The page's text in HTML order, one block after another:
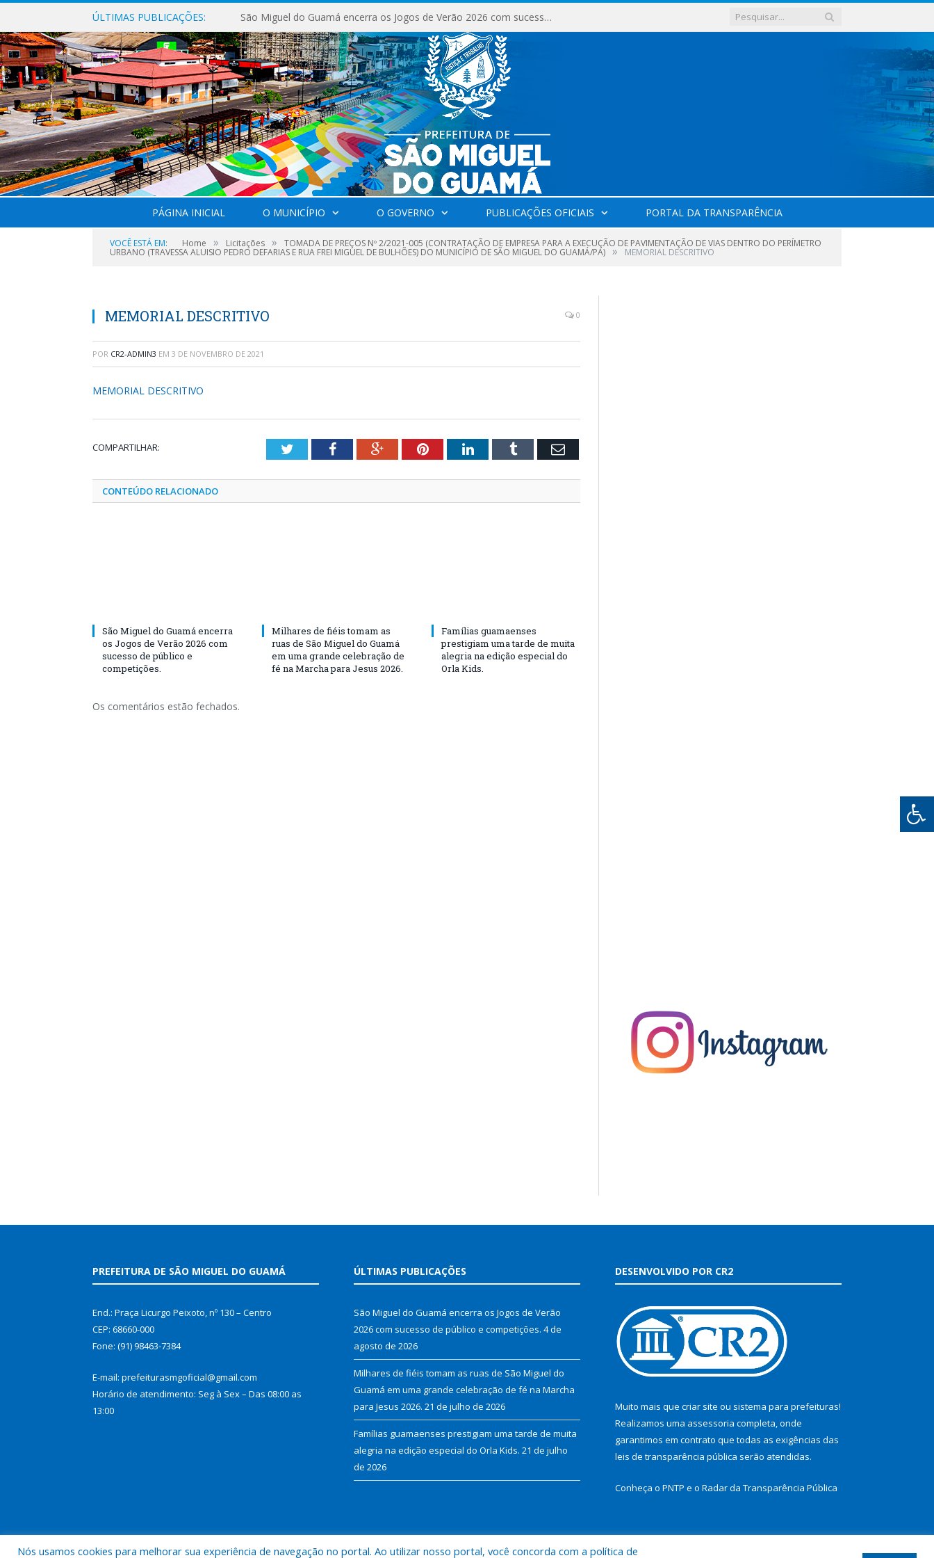
ÚLTIMAS PUBLICAÇÕES: São Miguel do Guamá encerra os Jogos de Verão 2026 com sucesso de público e competições.
PÁGINA INICIAL O MUNICÍPIO O GOVERNO PUBLICAÇÕES OFICIAIS PORTAL DA TRANSPARÊNCIA
VOCÊ ESTÁ EM: Home » Licitações » TOMADA DE PREÇOS Nº 2/2021-005 (CONTRATAÇÃO DE EMPRESA PARA A EXECUÇÃO DE PAVIMENTAÇÃO DE VIAS DENTRO DO PERÍMETRO
URBANO (TRAVESSA ALUISIO PEDRO DEFARIAS E RUA FREI MIGUEL DE BULHÕES) DO MUNICÍPIO DE SÃO MIGUEL DO GUAMÁ/PA) » MEMORIAL DESCRITIVO
MEMORIAL DESCRITIVO 0
POR CR2-ADMIN3 EM 3 DE NOVEMBRO DE 2021
MEMORIAL DESCRITIVO
COMPARTILHAR: TwitterFacebookGoogle+PinterestLinkedInTumblr Email
CONTEÚDO RELACIONADO
São Miguel do Guamá encerra
os Jogos de Verão 2026 com
sucesso de público e
competições.
Milhares de fiéis tomam as
ruas de São Miguel do Guamá
em uma grande celebração de
fé na Marcha para Jesus 2026.
Famílias guamaenses
prestigiam uma tarde de muita
alegria na edição especial do
Orla Kids.
Os comentários estão fechados.
PREFEITURA DE SÃO MIGUEL DO GUAMÁ
End.: Praça Licurgo Peixoto, nº 130 – Centro
CEP: 68660-000
Fone: (91) 98463-7384
E-mail: prefeiturasmgoficial@gmail.com
Horário de atendimento: Seg à Sex – Das 08:00 as
13:00
ÚLTIMAS PUBLICAÇÕES
São Miguel do Guamá encerra os Jogos de Verão
2026 com sucesso de público e competições. 4 de
agosto de 2026
Milhares de fiéis tomam as ruas de São Miguel do
Guamá em uma grande celebração de fé na Marcha
para Jesus 2026. 21 de julho de 2026
Famílias guamaenses prestigiam uma tarde de muita
alegria na edição especial do Orla Kids. 21 de julho
de 2026
DESENVOLVIDO POR CR2
Muito mais que criar site ou sistema para prefeituras!
Realizamos uma assessoria completa, onde
garantimos em contrato que todas as exigências das
leis de transparência pública serão atendidas.
Conheça o PNTP e o Radar da Transparência Pública
Nós usamos cookies para melhorar sua experiência de navegação no portal. Ao utilizar nosso portal, você concorda com a política de